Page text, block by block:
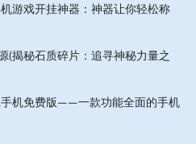
游戏开挂神器：神器让你轻松称
(揭秘石质碎片：追寻神秘力量之
机免费版——一款功能全面的手机